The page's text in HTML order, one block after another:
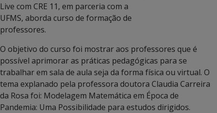
Live com CRE 11, em parceria com a
UFMS, aborda curso de formação de
professores.
O objetivo do curso foi mostrar aos professores que é
possível aprimorar as práticas pedagógicas para se
trabalhar em sala de aula seja da forma física ou virtual. O
tema explanado pela professora doutora Claudia Carreira
da Rosa foi: Modelagem Matemática em Época de
Pandemia: Uma Possibilidade para estudos dirigidos.